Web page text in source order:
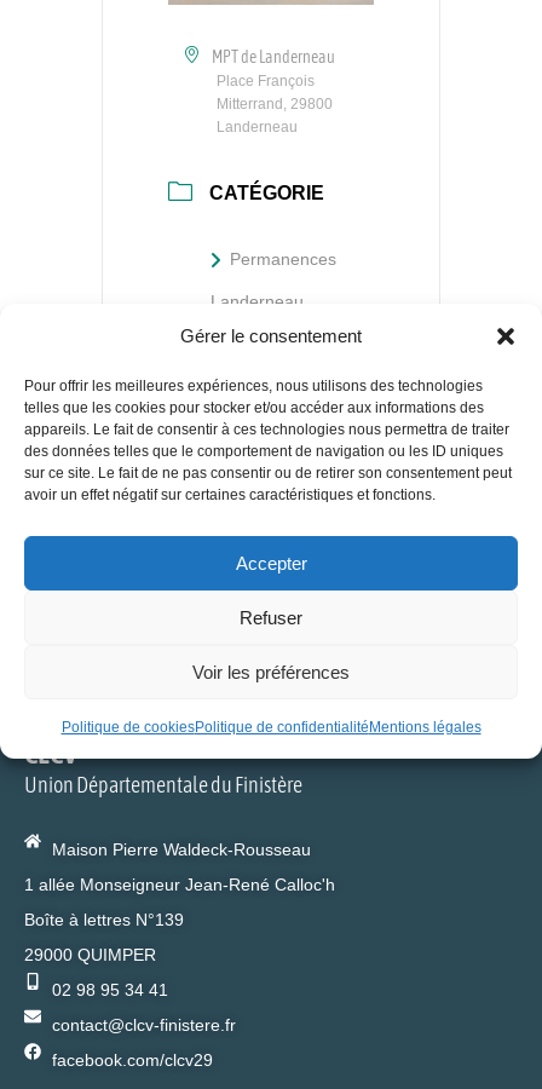
Gérer le consentement
Pour offrir les meilleures expériences, nous utilisons des technologies
telles que les cookies pour stocker et/ou accéder aux informations des
appareils. Le fait de consentir à ces technologies nous permettra de traiter
des données telles que le comportement de navigation ou les ID uniques
sur ce site. Le fait de ne pas consentir ou de retirer son consentement peut
avoir un effet négatif sur certaines caractéristiques et fonctions.
Accepter
Refuser
Voir les préférences
Politique de cookiesPolitique de confidentialité Mentions légales
MPT de Landerneau
Place François
Mitterrand, 29800
Landerneau
CATÉGORIE
Permanences
Landerneau
CLCV
Union Départementale du Finistère
Maison Pierre Waldeck-Rousseau
1 allée Monseigneur Jean-René Calloc'h
Boîte à lettres N°139
29000 QUIMPER
02 98 95 34 41
contact@clcv-finistere.fr
facebook.com/clcv29